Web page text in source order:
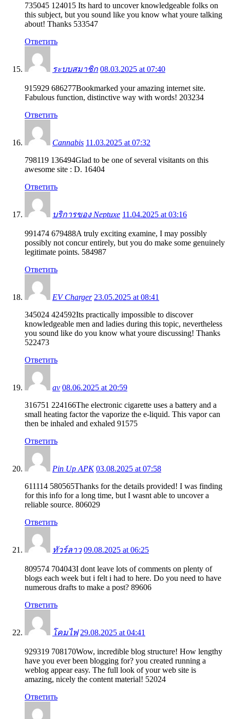
735045 124015 Its hard to uncover knowledgeable folks on
this subject, but you sound like you know what youre talking
about! Thanks 533547
Ответить
ระบบสมาชิก 08.03.2025 at 07:40
915929 686277Bookmarked your amazing internet site.
Fabulous function, distinctive way with words! 203234
Ответить
Cannabis 11.03.2025 at 07:32
798119 136494Glad to be one of several visitants on this
awesome site : D. 16404
Ответить
บริการของ Neptuxe 11.04.2025 at 03:16
991474 679488A truly exciting examine, I may possibly
possibly not concur entirely, but you do make some genuinely
legitimate points. 584987
Ответить
EV Charger 23.05.2025 at 08:41
345024 424592Its practically impossible to discover
knowledgeable men and ladies during this topic, nevertheless
you sound like do you know what youre discussing! Thanks
522473
Ответить
av 08.06.2025 at 20:59
316751 224166The electronic cigarette uses a battery and a
small heating factor the vaporize the e-liquid. This vapor can
then be inhaled and exhaled 91575
Ответить
Pin Up APK 03.08.2025 at 07:58
611114 580565Thanks for the details provided! I was finding
for this info for a long time, but I wasnt able to uncover a
reliable source. 806029
Ответить
ทัวร์ลาว 09.08.2025 at 06:25
809574 704043I dont leave lots of comments on plenty of
blogs each week but i felt i had to here. Do you need to have
numerous drafts to make a post? 89606
Ответить
โคมไฟ 29.08.2025 at 04:41
929319 708170Wow, incredible blog structure! How lengthy
have you ever been blogging for? you created running a
weblog appear easy. The full look of your web site is
amazing, nicely the content material! 52024
Ответить